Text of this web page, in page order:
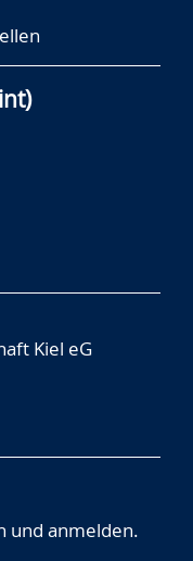
Kiel eG
und anmelden.